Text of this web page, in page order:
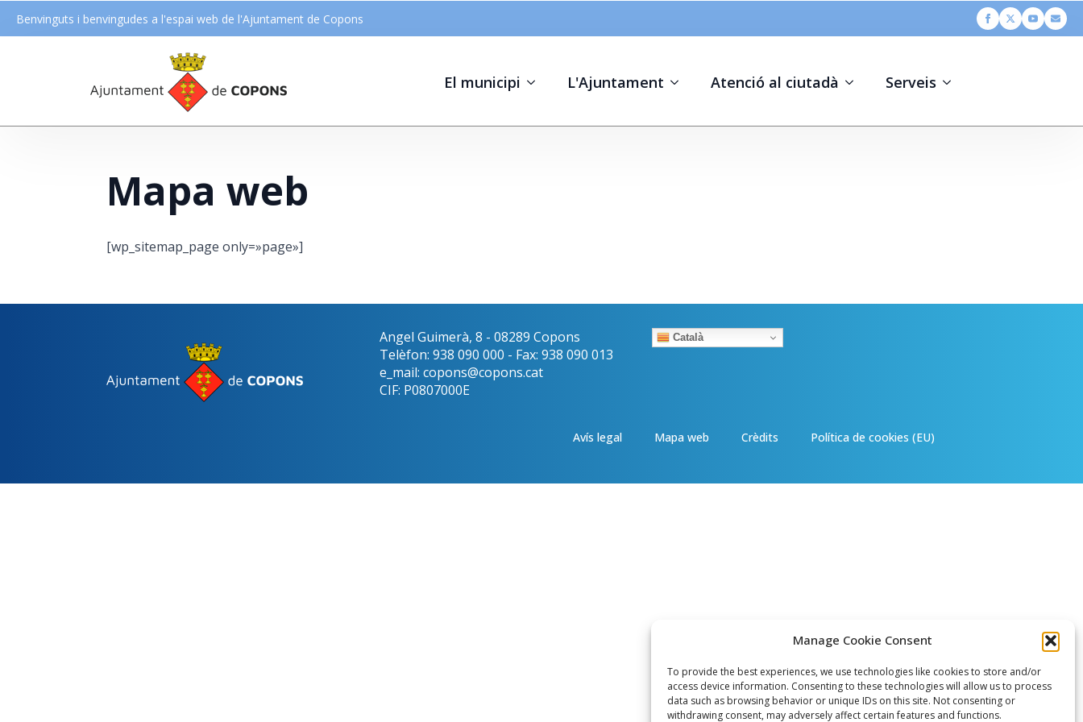
Manage Cookie Consent
To provide the best experiences, we use technologies like cookies to store and/or
access device information. Consenting to these technologies will allow us to process
data such as browsing behavior or unique IDs on this site. Not consenting or
withdrawing consent, may adversely affect certain features and functions.
Benvinguts i benvingudes a l'espai web de l'Ajuntament de Copons
El municipi L'Ajuntament Atenció al ciutadà Serveis
Mapa web
[wp_sitemap_page only=»page»]
Angel Guimerà, 8 - 08289 Copons
Telèfon: 938 090 000 - Fax: 938 090 013
e_mail: copons@copons.cat
CIF: P0807000E
Català
Avís legal Mapa web Crèdits Política de cookies (EU)